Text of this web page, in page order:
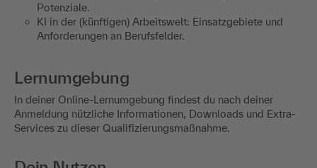
Potenziale.
KI in der (künftigen) Arbeitswelt: Einsatzgebiete und
Anforderungen an Berufsfelder.
Lernumgebung
In deiner Online-Lernumgebung findest du nach deiner
Anmeldung nützliche Informationen, Downloads und Extra-
Services zu dieser Qualifizierungsmaßnahme.